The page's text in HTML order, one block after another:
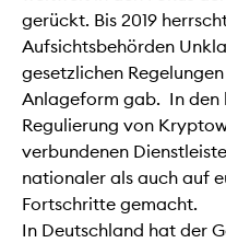
gerückt. Bis 2019
Aufsichtsbehörden
gesetzlichen
Anlageform gab. In den
Regulierung von
verbundenen
nationaler als auch auf
Fortschritte gemacht.
In Deutschland hat der